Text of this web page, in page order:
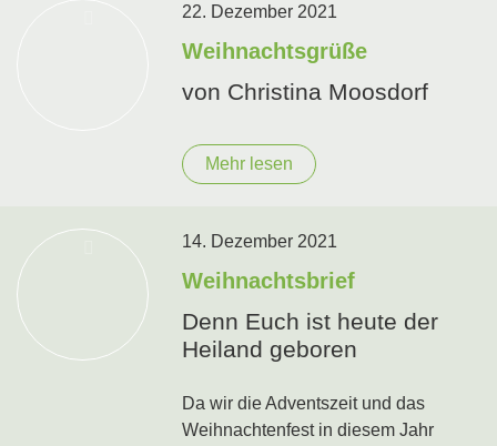
22. Dezember 2021
Weihnachtsgrüße
von Christina Moosdorf
Mehr lesen
14. Dezember 2021
Weihnachtsbrief
Denn Euch ist heute der
Heiland geboren
Da wir die Adventszeit und das
Weihnachtenfest in diesem Jahr